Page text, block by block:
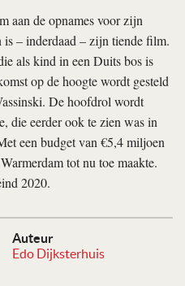
Auteur
Edo Dijksterhuis
aan de opnames voor zijn
is – inderdaad – zijn tiende film.
als kind in een Duits bos is
op de hoogte wordt gesteld
De hoofdrol wordt
die eerder ook te zien was in
een budget van €5,4 miljoen
tot nu toe maakte.
2020.